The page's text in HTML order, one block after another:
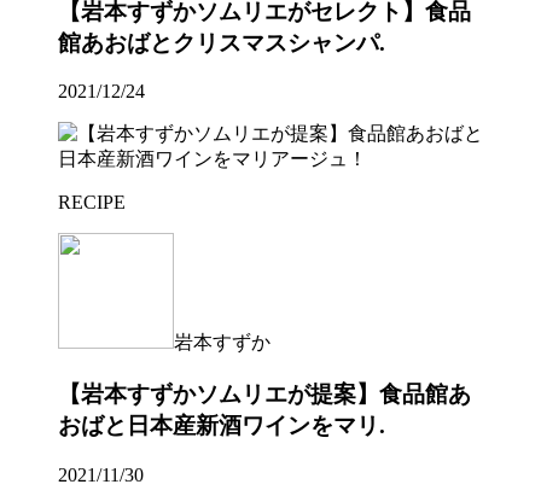
【岩本すずかソムリエがセレクト】食品
館あおばとクリスマスシャンパ.
2021/12/24
RECIPE
岩本すずか
【岩本すずかソムリエが提案】食品館あ
おばと日本産新酒ワインをマリ.
2021/11/30